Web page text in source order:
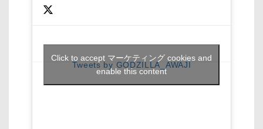
Tweets by GODZILLA_AWAJI
Click to accept マーケティング cookies and
enable this content